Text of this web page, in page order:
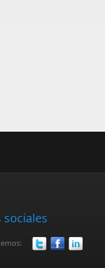
sociales